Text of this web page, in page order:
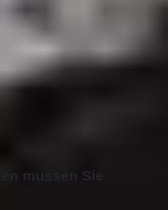
mussen Sie